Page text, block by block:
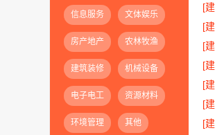
信息服务 文体娱乐
房产地产 农林牧渔
建筑装修 机械设备
电子电工 资源材料
环境管理 其他
[
[
[
[
[
[
[